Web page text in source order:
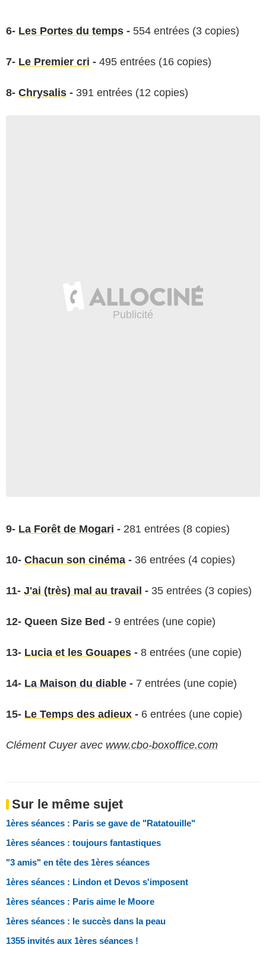
6- Les Portes du temps - 554 entrées (3 copies)
7- Le Premier cri - 495 entrées (16 copies)
8- Chrysalis - 391 entrées (12 copies)
9- La Forêt de Mogari - 281 entrées (8 copies)
10- Chacun son cinéma - 36 entrées (4 copies)
11- J'ai (très) mal au travail - 35 entrées (3 copies)
12- Queen Size Bed - 9 entrées (une copie)
13- Lucia et les Gouapes - 8 entrées (une copie)
14- La Maison du diable - 7 entrées (une copie)
15- Le Temps des adieux - 6 entrées (une copie)
Clément Cuyer avec www.cbo-boxoffice.com
Sur le même sujet
1ères séances : Paris se gave de "Ratatouille"
1ères séances : toujours fantastiques
"3 amis" en tête des 1ères séances
1ères séances : Lindon et Devos s'imposent
1ères séances : Paris aime le Moore
1ères séances : le succès dans la peau
1355 invités aux 1ères séances !